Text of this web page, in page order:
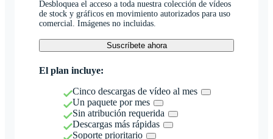
Desbloquea el acceso a toda nuestra colección de vídeos
de stock y gráficos en movimiento autorizados para uso
comercial. Imágenes no incluidas.
Suscríbete ahora
El plan incluye:
Cinco descargas de vídeo al mes
Un paquete por mes
Sin atribución requerida
Descargas más rápidas
Soporte prioritario